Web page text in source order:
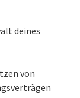
deines
von